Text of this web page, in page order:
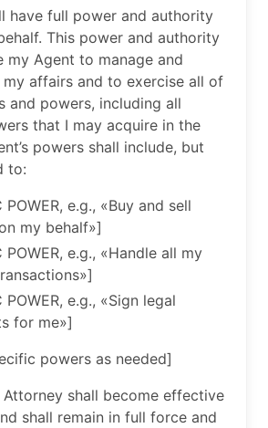
have full power and authority
This power and authority
my Agent to manage and
affairs and to exercise all of
and powers, including all
that I may acquire in the
powers shall include, but
to:
POWER, e.g., «Buy and sell
my behalf»]
POWER, e.g., «Handle all my
POWER, e.g., «Sign legal
for me»]
powers as needed]
shall become effective
shall remain in full force and